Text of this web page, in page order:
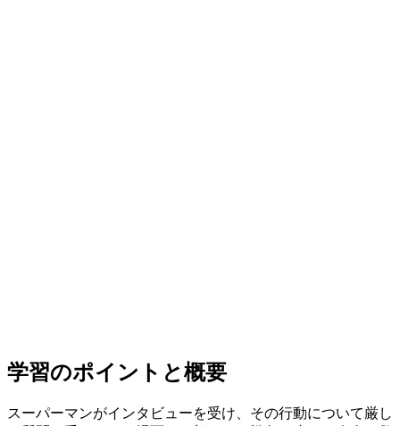
学習のポイントと概要
スーパーマンがインタビューを受け、その行動について厳し